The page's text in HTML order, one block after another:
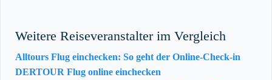
Weitere Reiseveranstalter im Vergleich
Alltours Flug einchecken: So geht der Online-Check-in
DERTOUR Flug online einchecken